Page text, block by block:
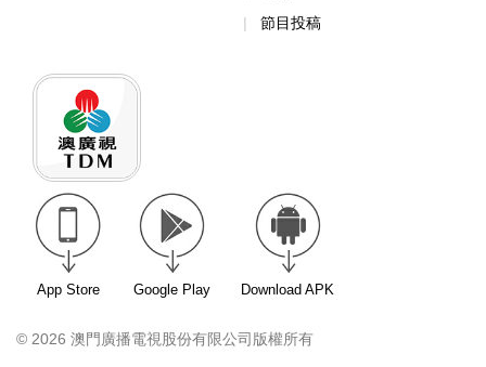
節目投稿
App Store Google Play Download APK
© 2026 澳門廣播電視股份有限公司版權所有